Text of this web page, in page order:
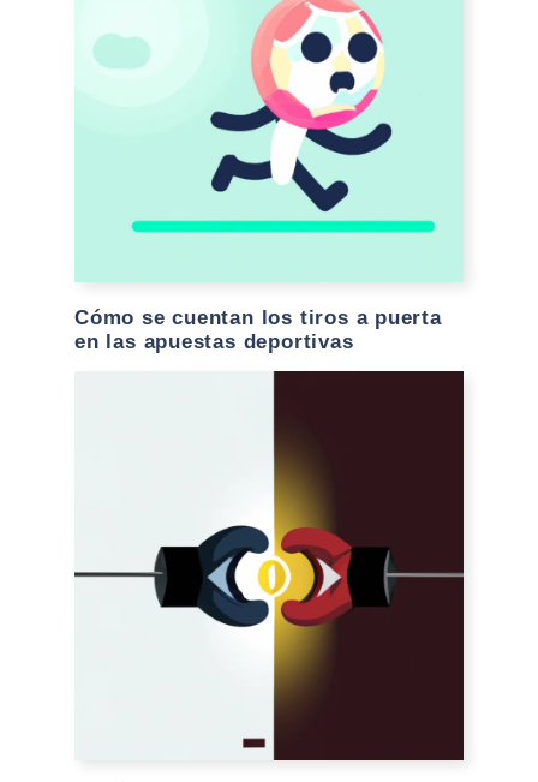
Cómo se cuentan los tiros a puerta
en las apuestas deportivas